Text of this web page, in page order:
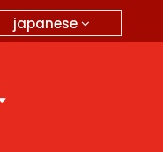
japanese